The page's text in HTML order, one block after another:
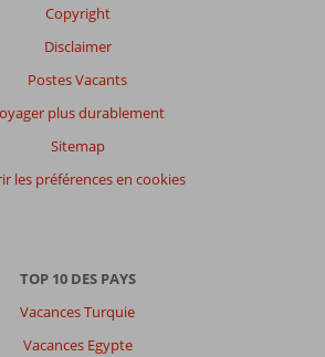
Copyright
Disclaimer
Postes Vacants
plus durablement
Sitemap
les préférences en cookies
TOP 10 DES PAYS
Vacances Turquie
Vacances Egypte